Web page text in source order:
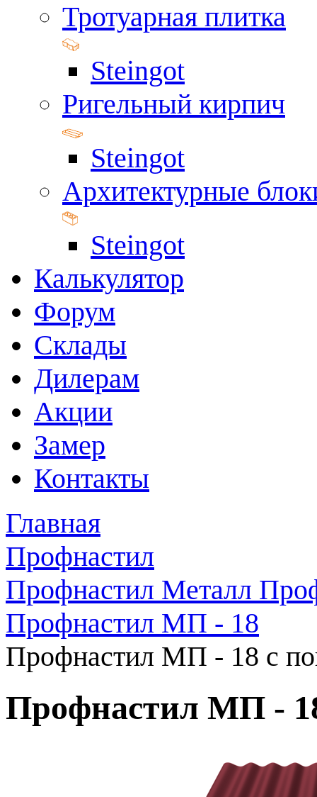
Тротуарная плитка
Steingot
Ригельный кирпич
Steingot
Архитектурные
Steingot
Калькулятор
Форум
Склады
Дилерам
Акции
Замер
Контакты
Главная
Профнастил
Профнастил Металл
Профнастил МП - 18
Профнастил МП - 18 с
Профнастил МП -